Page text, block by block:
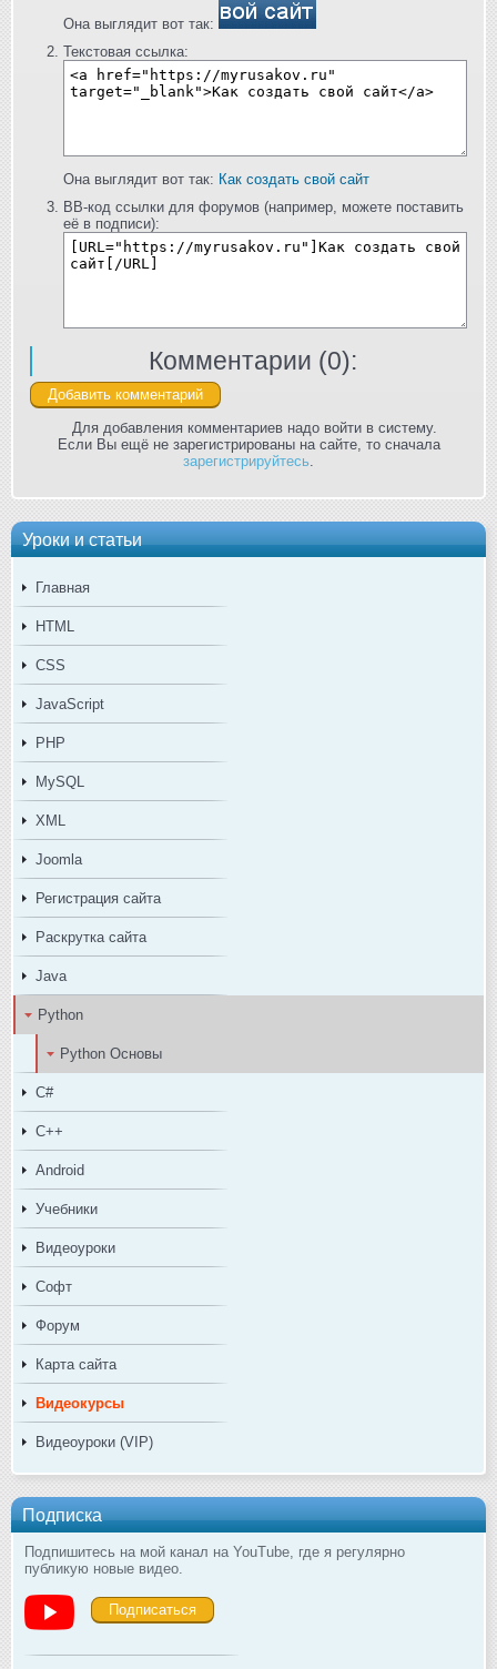
Уроки и статьи
Главная
HTML
CSS
JavaScript
PHP
MySQL
XML
Joomla
Регистрация сайта
Раскрутка сайта
Java
Python
Python Основы
C#
C++
Android
Учебники
Видеоуроки
Софт
Форум
Карта сайта
Видеокурсы
Видеоуроки (VIP)
Подписка
Подпишитесь на мой канал на YouTube, где я регулярно
публикую новые видео.
Подписаться
Она выглядит вот так:
Текстовая ссылка:
Она выглядит вот так: Как создать свой сайт
BB-код ссылки для форумов (например, можете поставить
её в подписи):
Комментарии (0):
Для добавления комментариев надо войти в систему.
Если Вы ещё не зарегистрированы на сайте, то сначала
зарегистрируйтесь.